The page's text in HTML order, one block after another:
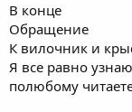
В конце
Обращение
К вилочник и
Я все равно
полюбому